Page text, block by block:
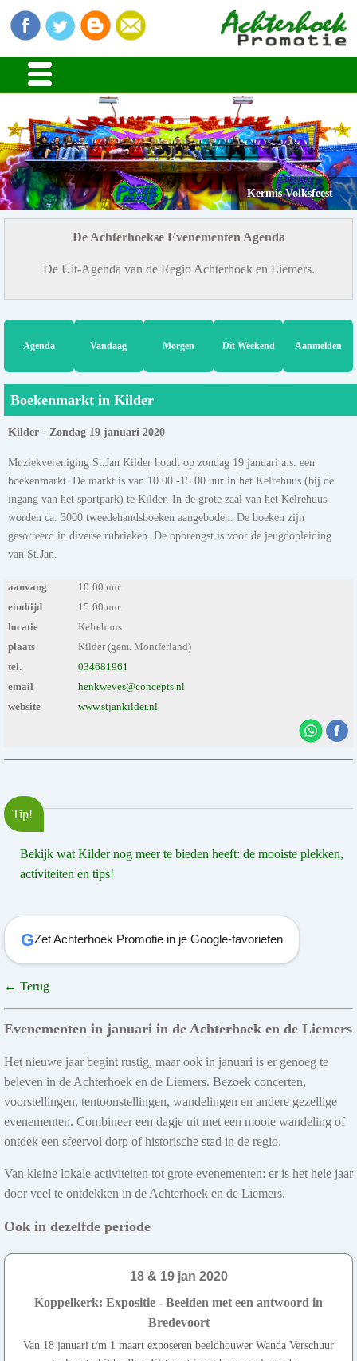
Kermis Volksfeest
De Achterhoekse Evenementen Agenda
De Uit-Agenda van de Regio Achterhoek en Liemers.
Agenda Vandaag Morgen Dit Weekend Aanmelden
Boekenmarkt in Kilder
Kilder - Zondag 19 januari 2020
Muziekvereniging St.Jan Kilder houdt op zondag 19 januari a.s. een
boekenmarkt. De markt is van 10.00 -15.00 uur in het Kelrehuus (bij de
ingang van het sportpark) te Kilder. In de grote zaal van het Kelrehuus
worden ca. 3000 tweedehandsboeken aangeboden. De boeken zijn
gesorteerd in diverse rubrieken. De opbrengst is voor de jeugdopleiding
van St.Jan.
aanvang
10:00 uur.
eindtijd
15:00 uur.
locatie
Kelrehuus
plaats
Kilder (gem. Montferland)
tel.
034681961
email
henkweves@concepts.nl
website
www.stjankilder.nl
Tip!
Bekijk wat Kilder nog meer te bieden heeft: de mooiste plekken,
activiteiten en tips!
GZet Achterhoek Promotie in je Google-favorieten
← Terug
Evenementen in januari in de Achterhoek en de Liemers
Het nieuwe jaar begint rustig, maar ook in januari is er genoeg te
beleven in de Achterhoek en de Liemers. Bezoek concerten,
voorstellingen, tentoonstellingen, wandelingen en andere gezellige
evenementen. Combineer een dagje uit met een mooie wandeling of
ontdek een sfeervol dorp of historische stad in de regio.
Van kleine lokale activiteiten tot grote evenementen: er is het hele jaar
door veel te ontdekken in de Achterhoek en de Liemers.
Ook in dezelfde periode
18 & 19 jan 2020
Koppelkerk: Expositie - Beelden met een antwoord in
Bredevoort
Van 18 januari t/m 1 maart exposeren beeldhouwer Wanda Verschuur